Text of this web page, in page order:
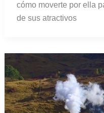
cómo moverte por ella
de sus atractivos